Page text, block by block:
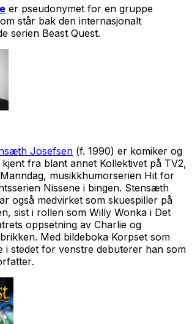
er pseudonymet for en gruppe
står bak den internasjonalt
serien Beast Quest.
Josefsen (f. 1990) er komiker og
kjent fra blant annet Kollektivet på TV2,
Manndag, musikkhumorserien Hit for
Nissene i bingen. Stensæth
også medvirket som skuespiller på
sist i rollen som Willy Wonka i Det
oppsetning av Charlie og
. Med bildeboka Korpset som
i stedet for venstre debuterer han som
.